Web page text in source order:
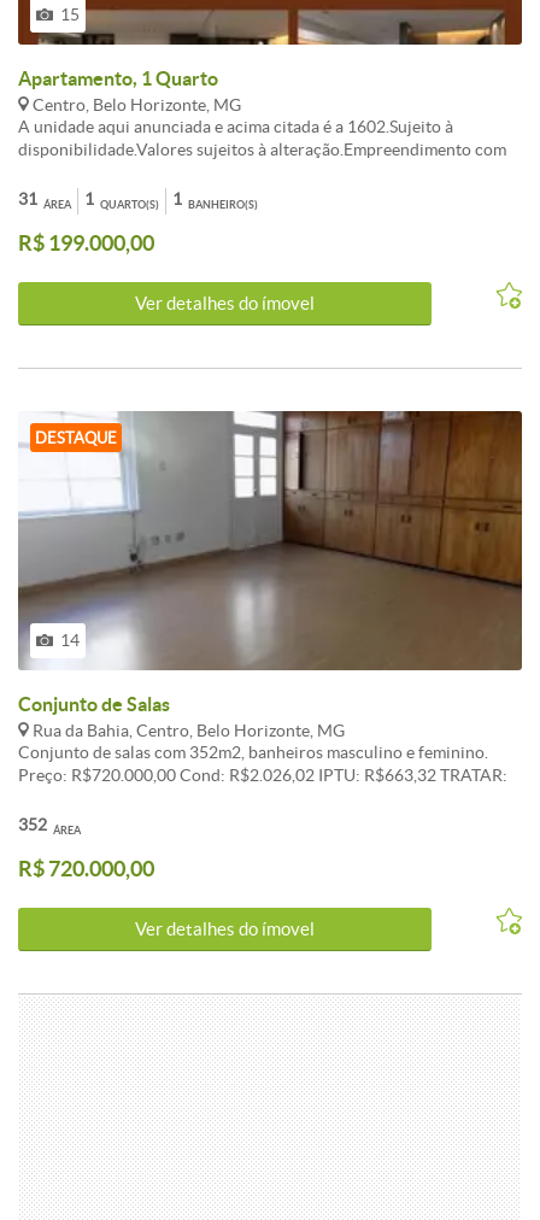
15
Apartamento, 1 Quarto
Centro, Belo Horizonte, MG
A unidade aqui anunciada e acima citada é a 1602.Sujeito à
disponibilidade.Valores sujeitos à alteração.Empreendimento com
m².Valores variados em função de tamanho e posicionamento. As
unidades serão entregues com vãos livres, sem divisões internas,
exceto banheiros.Visite no local os apartamentos decorados.
ÁREA
31 QUARTO(S)
1 BANHEIRO(S)
1
R$ 199.000,00
Ver detalhes do ímovel
DESTAQUE
14
Conjunto de Salas
Rua da Bahia, Centro, Belo Horizonte, MG
Conjunto de salas com 352m2, banheiros masculino e feminino.
Preço: R$720.000,00 Cond: R$2.026,02 IPTU: R$663,32 TRATAR:
ÁREA
352
R$ 720.000,00
Ver detalhes do ímovel